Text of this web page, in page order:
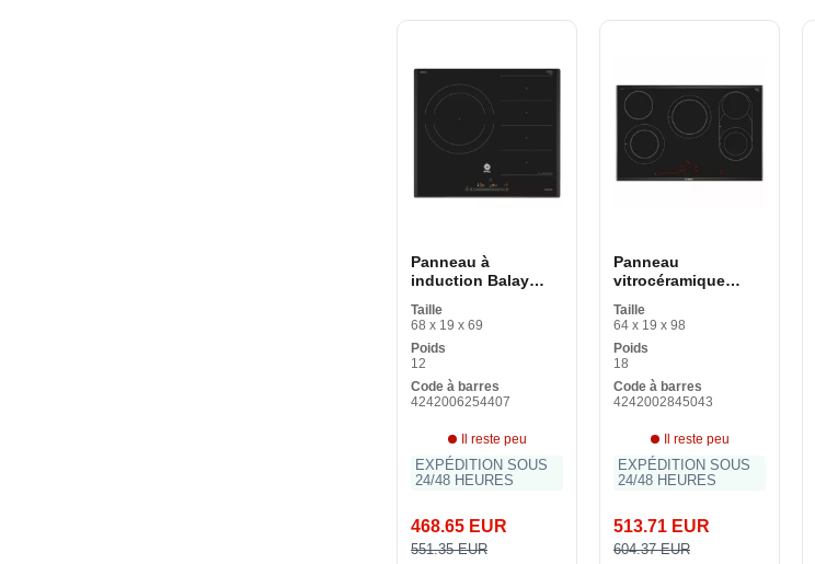
Panneau à
induction Balay
fryingSensor 60 cm
Taille
68 x 19 x 69
Poids
12
Code à barres
4242006254407
Il reste peu
EXPÉDITION SOUS
24/48 HEURES
468.65 EUR
551.35 EUR
Panneau
vitrocéramique
PKM875DP1D 80 cm
cuisson)
Taille
64 x 19 x 98
Poids
18
Code à barres
4242002845043
Il reste peu
EXPÉDITION SOUS
24/48 HEURES
513.71 EUR
604.37 EUR